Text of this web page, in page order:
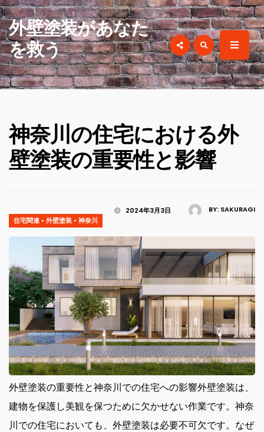
for:
外壁塗装があなた
を救う
外壁塗装があなたを救う
神奈川の住宅における外
壁塗装の重要性と影響
BY: SAKURAGI
2024年3月3日
住宅関連 • 外壁塗装 • 神奈川
外壁塗装の重要性と神奈川での住宅への影響外壁塗装は、
建物を保護し美観を保つために欠かせない作業です。 神奈
川での住宅においても、外壁塗装は必要不可欠です。なぜ